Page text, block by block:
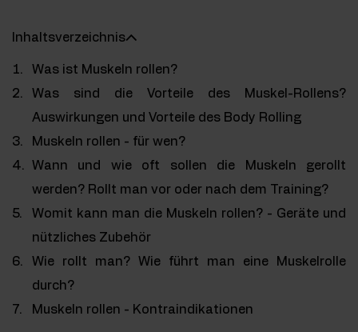
Inhaltsverzeichnis
Was ist Muskeln rollen?
Was sind die Vorteile des Muskel-Rollens?
Auswirkungen und Vorteile des Body Rolling
Muskeln rollen - für wen?
Wann und wie oft sollen die Muskeln gerollt
werden? Rollt man vor oder nach dem Training?
Womit kann man die Muskeln rollen? - Geräte und
nützliches Zubehör
Wie rollt man? Wie führt man eine Muskelrolle
durch?
Muskeln rollen - Kontraindikationen